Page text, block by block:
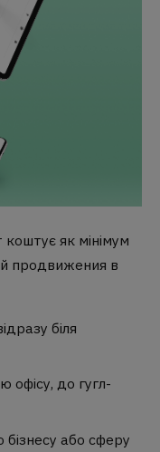
як мінімум
продвижения в
біля
офісу, до гугл-
або сферу